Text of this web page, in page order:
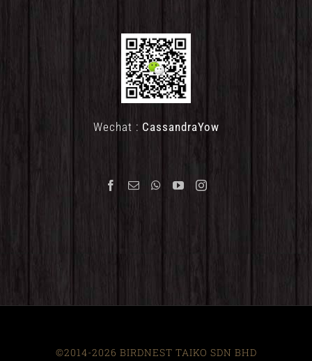
Wechat : CassandraYow
©2014-2026 BIRDNEST TAIKO SDN BHD